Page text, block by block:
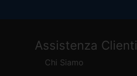
Assistenza Clienti
Chi Siamo